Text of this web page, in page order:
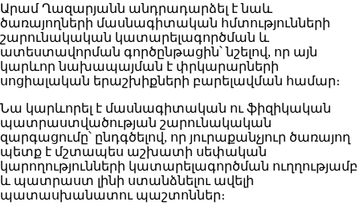
Արամ Ղազարյանն անդրադարձել է նաև
ծառայողների մասնագիտական հմտությունների
շարունակական կատարելագործման և
ատեստավորման գործընթացին՝ նշելով, որ այն
կարևոր նախապայման է փրկարարների
սոցիալական երաշխիքների բարելավման համար։
Նա կարևորել է մասնագիտական ու ֆիզիկական
պատրաստվածության շարունակական
զարգացումը՝ ընդգծելով, որ յուրաքանչյուր ծառայող
պետք է մշտապես աշխատի սեփական
կարողությունների կատարելագործման ուղղությամբ
և պատրաստ լինի ստանձնելու ավելի
պատասխանատու պաշտոններ։